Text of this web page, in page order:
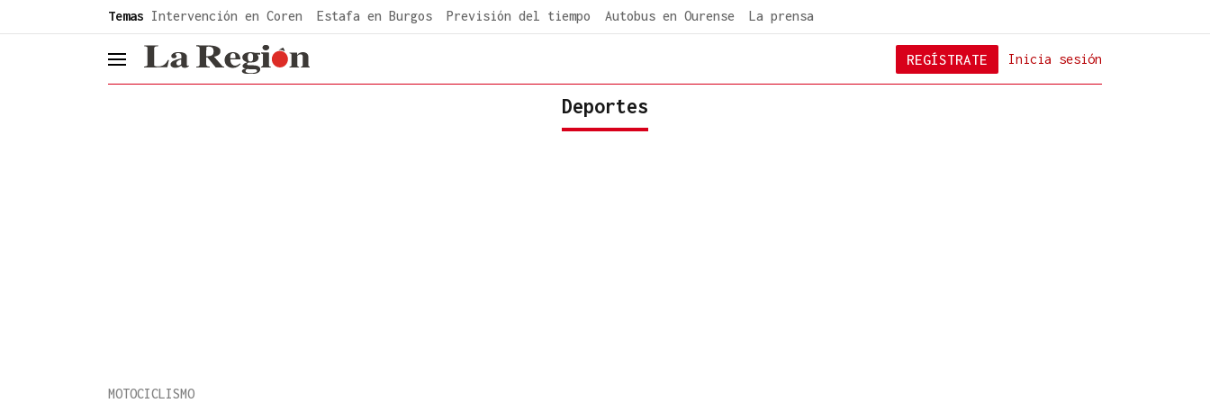
Temas Intervención en Coren Estafa en Burgos Previsión del tiempo Autobus en Ourense La prensa
header.menu.open Inicia sesión
REGÍSTRATE
Deportes
MOTOCICLISMO